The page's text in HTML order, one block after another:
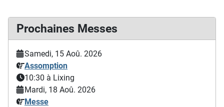
Prochaines Messes
Samedi, 15 Aoû. 2026
Assomption
10:30 à Lixing
Mardi, 18 Aoû. 2026
Messe